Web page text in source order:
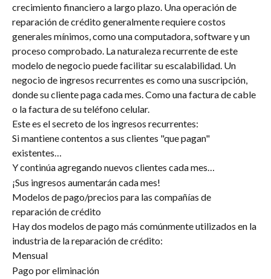
crecimiento financiero a largo plazo. Una operación de
reparación de crédito generalmente requiere costos
generales mínimos, como una computadora, software y un
proceso comprobado. La naturaleza recurrente de este
modelo de negocio puede facilitar su escalabilidad. Un
negocio de ingresos recurrentes es como una suscripción,
donde su cliente paga cada mes. Como una factura de cable
o la factura de su teléfono celular.
Este es el secreto de los ingresos recurrentes:
Si mantiene contentos a sus clientes "que pagan"
existentes…
Y continúa agregando nuevos clientes cada mes…
¡Sus ingresos aumentarán cada mes!
Modelos de pago/precios para las compañías de
reparación de crédito
Hay dos modelos de pago más comúnmente utilizados en la
industria de la reparación de crédito:
Mensual
Pago por eliminación